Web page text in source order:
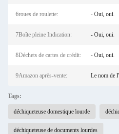
6roues de roulette: - Oui, oui.
7Boîte pleine Indication: - Oui, oui.
8Déchets de cartes de crédit: - Oui, oui.
9Amazon après-vente: Le nom de
Tags:
déchiqueteuse domestique lourde
déchiqueteuse de documents lourdes